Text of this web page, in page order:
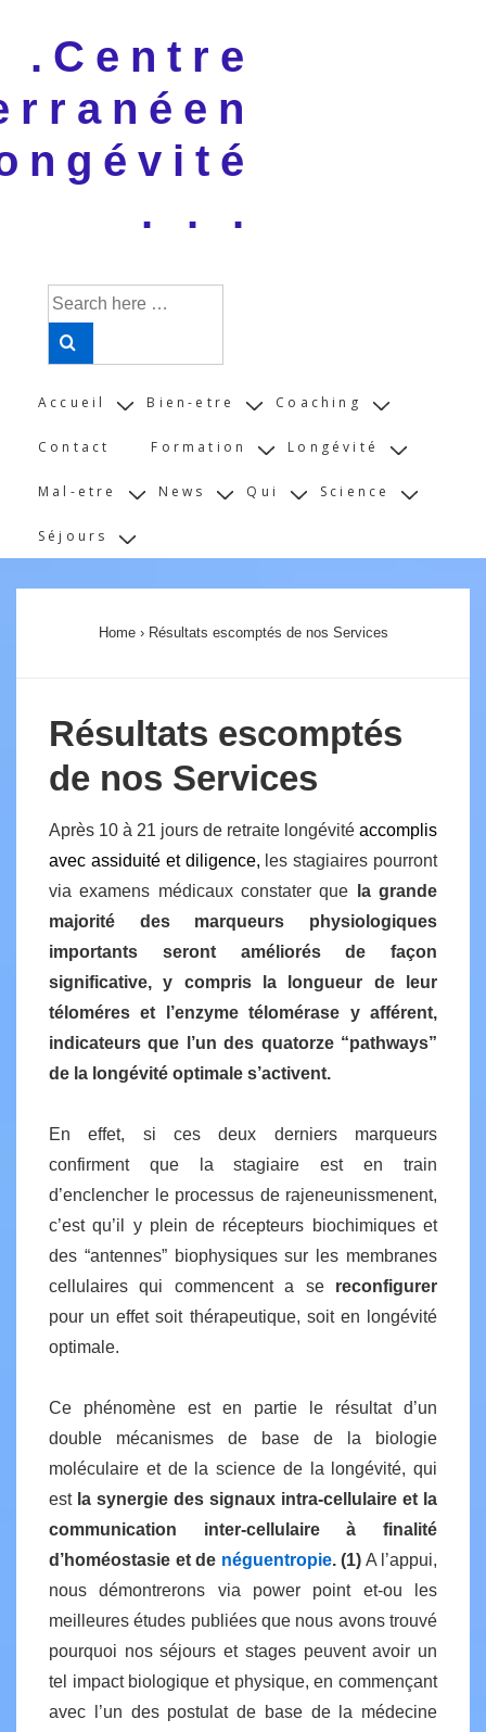
Main
.Centre
. . .
Search
for:
Main
Accueil Bien-etre Coaching
Contact Formation Longévité
Mal-etre News Qui Science
Séjours
Home › Résultats escomptés de nos Services
Résultats escomptés
de nos Services
Après 10 à 21 jours de retraite longévité accomplis
avec assiduité et diligence, les stagiaires pourront
via examens médicaux constater que la grande
majorité des marqueurs physiologiques
importants seront améliorés de façon
significative, y compris la longueur de leur
téloméres et l’enzyme télomérase y afférent,
indicateurs que l’un des quatorze “pathways”
de la longévité optimale s’activent.
En effet, si ces deux derniers marqueurs
confirment que la stagiaire est en train
d’enclencher le processus de rajeneunissmenent,
c’est qu’il y plein de récepteurs biochimiques et
des “antennes” biophysiques sur les membranes
cellulaires qui commencent a se reconfigurer
pour un effet soit thérapeutique, soit en longévité
optimale.
Ce phénomène est en partie le résultat d’un
double mécanismes de base de la biologie
moléculaire et de la science de la longévité, qui
est la synergie des signaux intra-cellulaire et la
communication inter-cellulaire à finalité
d’homéostasie et de néguentropie. (1) A l’appui,
nous démontrerons via power point et-ou les
meilleures études publiées que nous avons trouvé
pourquoi nos séjours et stages peuvent avoir un
tel impact biologique et physique, en commençant
avec l’un des postulat de base de la médecine